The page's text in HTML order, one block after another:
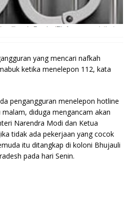
yang mencari nafkah
ketika menelepon 112, kata
pengangguran menelepon hotline
diduga mengancam akan
Narendra Modi dan Ketua
tidak ada pekerjaan yang cocok
itu ditangkap di koloni Bhujauli
pada hari Senin.